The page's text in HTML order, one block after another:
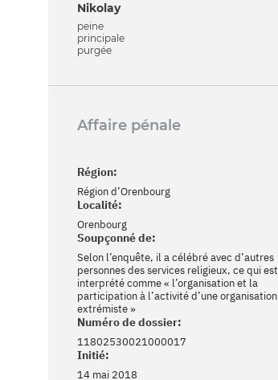
Nikolay
peine
principale
purgée
Affaire pénale
Région:
Région d’Orenbourg
Localité:
Orenbourg
Soupçonné de:
Selon l’enquête, il a célébré avec d’autres
personnes des services religieux, ce qui est
interprété comme « l’organisation et la
participation à l’activité d’une organisation
extrémiste »
Numéro de dossier:
11802530021000017
Initié:
14 mai 2018